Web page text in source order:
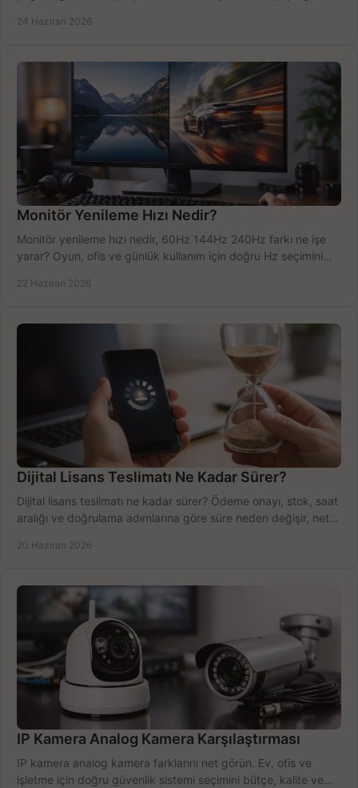
24 Haziran 2026
Monitör Yenileme Hızı Nedir?
Monitör yenileme hızı nedir, 60Hz 144Hz 240Hz farkı ne işe
yarar? Oyun, ofis ve günlük kullanım için doğru Hz seçimini
22 Haziran 2026
Dijital Lisans Teslimatı Ne Kadar Sürer?
Dijital lisans teslimatı ne kadar sürer? Ödeme onayı, stok, saat
aralığı ve doğrulama adımlarına göre süre neden değişir, net
20 Haziran 2026
IP Kamera Analog Kamera Karşılaştırması
IP kamera analog kamera farklarını net görün. Ev, ofis ve
işletme için doğru güvenlik sistemi seçimini bütçe, kalite ve